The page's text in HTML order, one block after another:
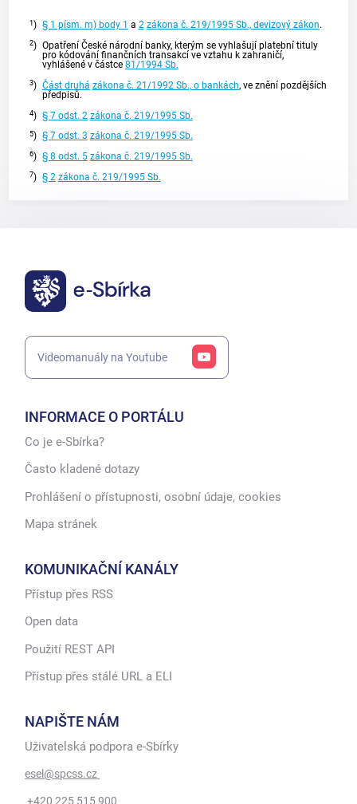
1) § 1 písm. m) body 1 a 2 zákona č. 219/1995 Sb., devizový zákon.
2) Opatření České národní banky, kterým se vyhlašují platební tituly
pro kódování finančních transakcí ve vztahu k zahraničí,
vyhlášené v částce 81/1994 Sb.
3) Část druhá zákona č. 21/1992 Sb., o bankách, ve znění pozdějších
předpisů.
4) § 7 odst. 2 zákona č. 219/1995 Sb.
5) § 7 odst. 3 zákona č. 219/1995 Sb.
6) § 8 odst. 5 zákona č. 219/1995 Sb.
7) § 2 zákona č. 219/1995 Sb.
Videomanuály na Youtube
INFORMACE O PORTÁLU
Co je e-Sbírka?
Často kladené dotazy
Prohlášení o přístupnosti, osobní údaje, cookies
Mapa stránek
KOMUNIKAČNÍ KANÁLY
Přístup přes RSS
Open data
Použití REST API
Přístup přes stálé URL a ELI
NAPIŠTE NÁM
Uživatelská podpora e-Sbírky
esel@spcss.cz
+420 225 515 900